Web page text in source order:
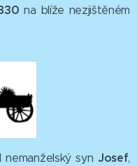
na blíže nezjištěném
nemanželský syn Josef,